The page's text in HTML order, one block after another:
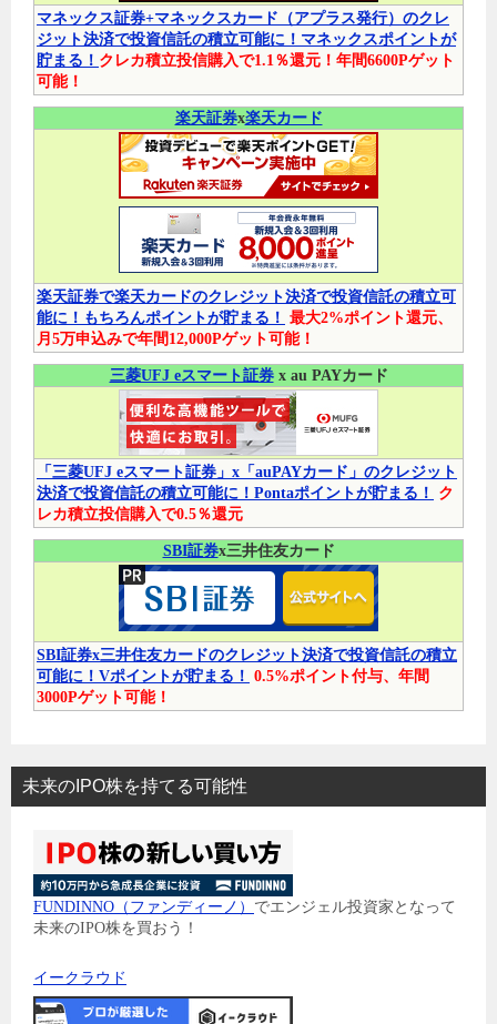
マネックス証券+マネックスカード（アプラス発行）のクレ
ジット決済で投資信託の積立可能に！マネックスポイントが
貯まる！ クレカ積立投信購入で1.1％還元！年間6600Pゲット
可能！
楽天証券x楽天カード
楽天証券で楽天カードのクレジット決済で投資信託の積立可
能に！もちろんポイントが貯まる！ 最大2%ポイント還元、
月5万申込みで年間12,000Pゲット可能！
三菱UFJ eスマート証券x au PAYカード
「三菱UFJ eスマート証券」x「auPAYカード」のクレジット
決済で投資信託の積立可能に！Pontaポイントが貯まる！
ク
レカ積立投信購入で0.5％還元
SBI証券x三井住友カード
SBI証券x三井住友カードのクレジット決済で投資信託の積立
可能に！Vポイントが貯まる！ 0.5%ポイント付与、年間
3000Pゲット可能！
未来のIPO株を持てる可能性
FUNDINNO（ファンディーノ） でエンジェル投資家となって
未来のIPO株を買おう！
イークラウド